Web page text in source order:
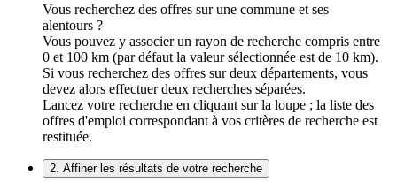
Vous recherchez des offres sur une commune et ses
alentours ?
Vous pouvez y associer un rayon de recherche compris entre
0 et 100 km (par défaut la valeur sélectionnée est de 10 km).
Si vous recherchez des offres sur deux départements, vous
devez alors effectuer deux recherches séparées.
Lancez votre recherche en cliquant sur la loupe ; la liste des
offres d'emploi correspondant à vos critères de recherche est
restituée.
2. Affiner les résultats de votre recherche